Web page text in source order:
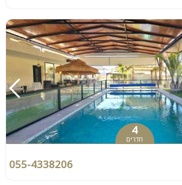
4
חדרים
055-4338206